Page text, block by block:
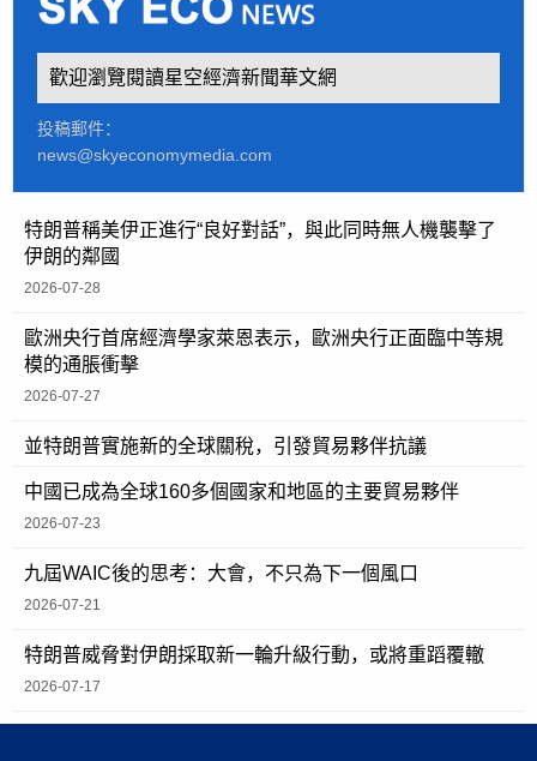
歡迎瀏覽閱讀星空經濟新聞華文網
投稿郵件：
news@skyeconomymedia.com
特朗普稱美伊正進行“良好對話”，與此同時無人機襲擊了
伊朗的鄰國
2026-07-28
歐洲央行首席經濟學家萊恩表示，歐洲央行正面臨中等規
模的通脹衝擊
2026-07-27
並特朗普實施新的全球關稅，引發貿易夥伴抗議
中國已成為全球160多個國家和地區的主要貿易夥伴
2026-07-23
九屆WAIC後的思考：大會，不只為下一個風口
2026-07-21
特朗普威脅對伊朗採取新一輪升級行動，或將重蹈覆轍
2026-07-17